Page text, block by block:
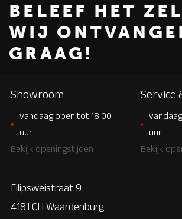
BELEEF HET
WIJ
GRAAG!
Showroom
vandaag open tot 18:00
uur
Bekijk openingstijden
Service
uur
Bekijk
Filipsweistraat 9
4181 CH Waardenburg